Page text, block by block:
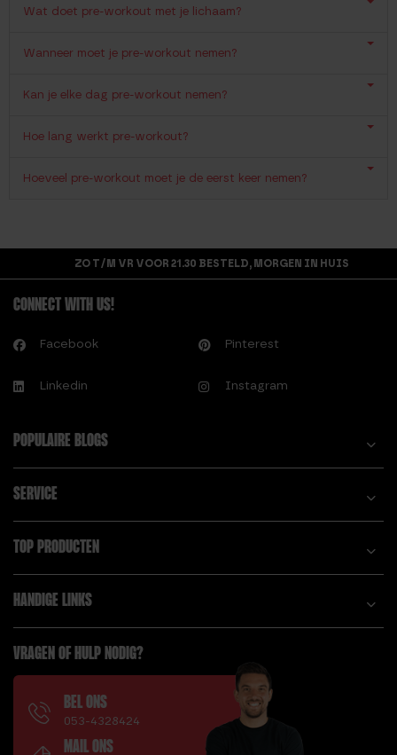
Wat doet pre-workout met je lichaam?
Wanneer moet je pre-workout nemen?
Kan je elke dag pre-workout nemen?
Hoe lang werkt pre-workout?
Hoeveel pre-workout moet je de eerst keer nemen?
ZO T/M VR VOOR 21.30 BESTELD, MORGEN IN HUIS
CONNECT WITH US!
Facebook Pinterest
Linkedin Instagram
POPULAIRE BLOGS
SERVICE
TOP PRODUCTEN
HANDIGE LINKS
VRAGEN OF HULP NODIG?
BEL ONS
053-4328424
MAIL ONS